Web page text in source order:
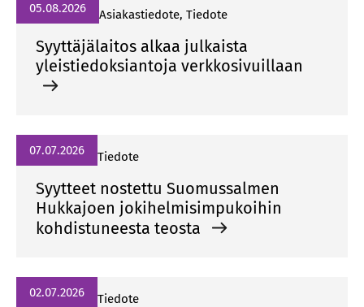
05.08.2026 Asiakastiedote, Tiedote
Syyttäjälaitos alkaa julkaista
yleistiedoksiantoja verkkosivuillaan
07.07.2026 Tiedote
Syytteet nostettu Suomussalmen
Hukkajoen jokihelmisimpukoihin
kohdistuneesta teosta
02.07.2026 Tiedote